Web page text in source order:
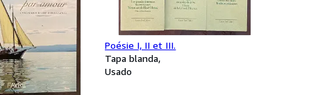
Poésie I, II et III.
Tapa blanda
Usado